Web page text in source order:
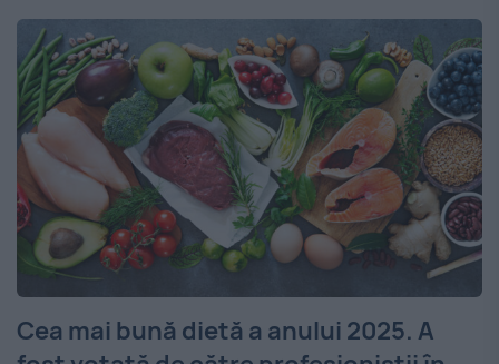
Cea mai bună dietă a anului 2025. A